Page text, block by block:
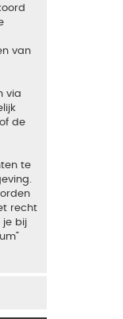
van
via
of de
te
recht
je bij